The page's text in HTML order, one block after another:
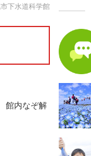
下水道科学館
館内なぞ解